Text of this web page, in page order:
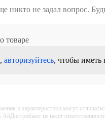
никто не задал вопрос.
товаре
авторизуйтесь, чтобы иметь
и характеристики могут
не несёт